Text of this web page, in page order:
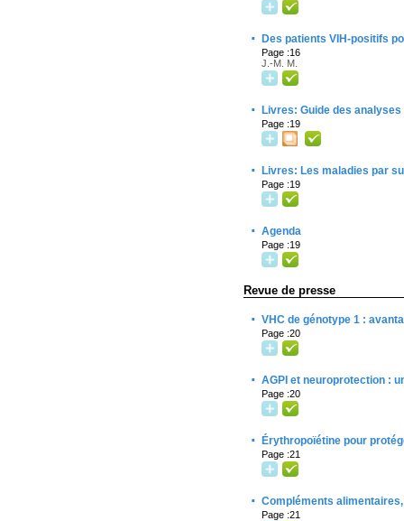
· Des patients VIH-positifs
Page :16
J.-M. M.
· Livres: Guide des
Page :19
· Livres: Les maladies par
Page :19
· Agenda
Page :19
Revue de presse
· VHC de génotype 1 :
Page :20
· AGPI et neuroprotection :
Page :20
· Érythropoïétine pour
Page :21
· Compléments
Page :21